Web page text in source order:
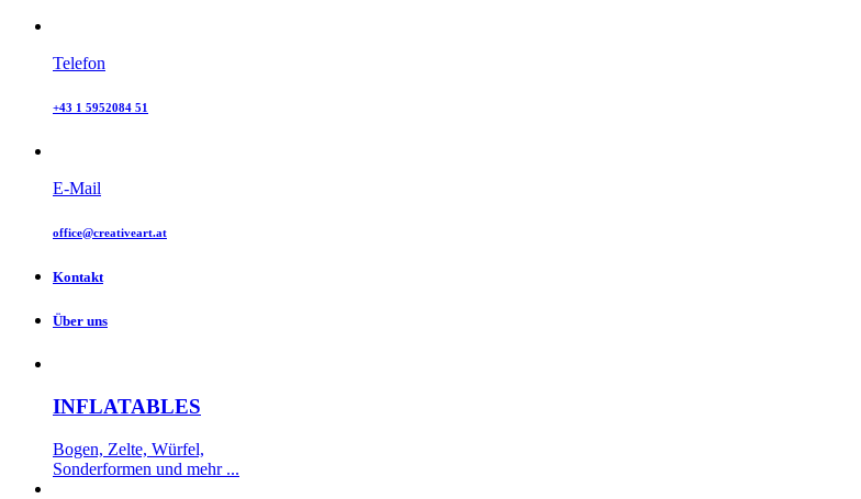
Telefon
+43 1 5952084 51
E-Mail
office@creativeart.at
Kontakt
Über uns
INFLATABLES
Bogen, Zelte, Würfel,
Sonderformen und mehr ...